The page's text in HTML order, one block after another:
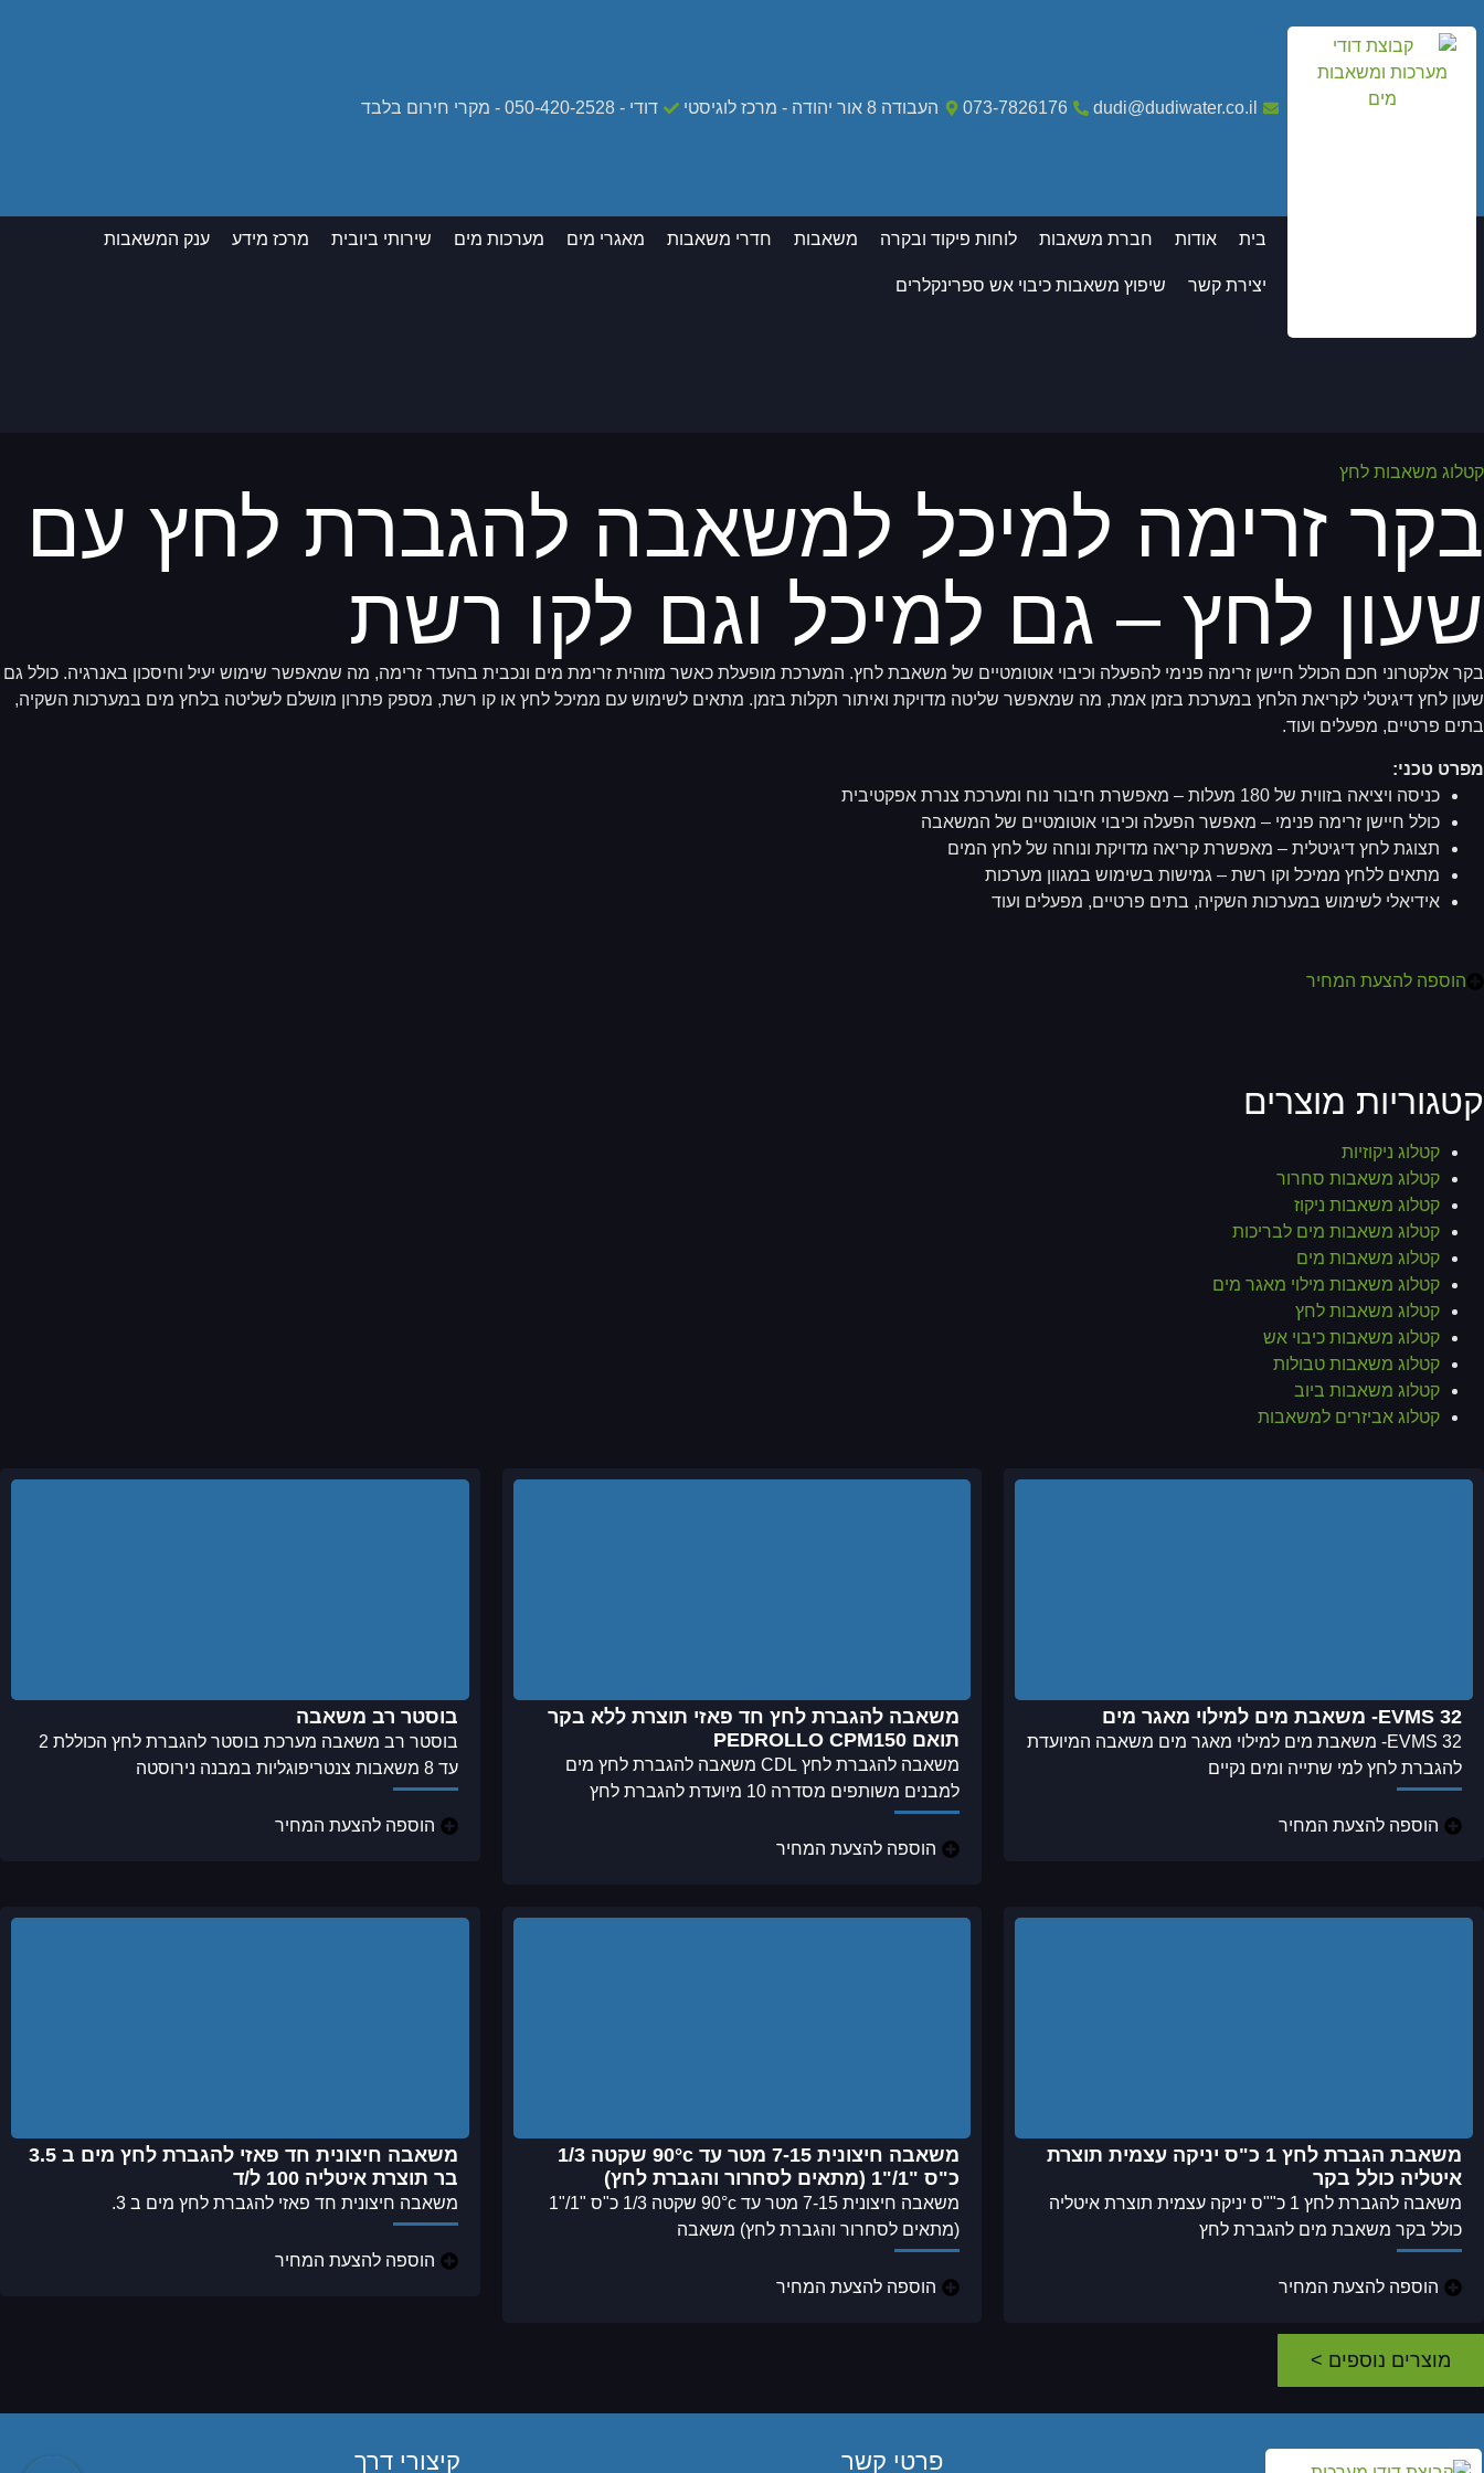
dudi@dudiwater.co.il
073-7826176 העבודה 8 אור יהודה - מרכז לוגיסטי דודי - 050-420-2528 - מקרי חירום בלבד
בית אודות חברת משאבות לוחות פיקוד ובקרה משאבות חדרי משאבות מאגרי מים מערכות מים שירותי ביובית מרכז מידע ענק המשאבות
יצירת קשר שיפוץ משאבות כיבוי אש ספרינקלרים
קטלוג משאבות לחץ
בקר זרימה למיכל למשאבה להגברת לחץ עם
שעון לחץ – גם למיכל וגם לקו רשת
בקר אלקטרוני חכם הכולל חיישן זרימה פנימי להפעלה וכיבוי אוטומטיים של משאבת לחץ. המערכת מופעלת כאשר מזוהית זרימת מים ונכבית בהעדר זרימה, מה שמאפשר שימוש יעיל וחיסכון באנרגיה. כולל גם
שעון לחץ דיגיטלי לקריאת הלחץ במערכת בזמן אמת, מה שמאפשר שליטה מדויקת ואיתור תקלות בזמן. מתאים לשימוש עם ממיכל לחץ או קו רשת, מספק פתרון מושלם לשליטה בלחץ מים במערכות השקיה,
בתים פרטיים, מפעלים ועוד.
מפרט טכני:
כניסה ויציאה בזווית של 180 מעלות – מאפשרת חיבור נוח ומערכת צנרת אפקטיבית
כולל חיישן זרימה פנימי – מאפשר הפעלה וכיבוי אוטומטיים של המשאבה
תצוגת לחץ דיגיטלית – מאפשרת קריאה מדויקת ונוחה של לחץ המים
מתאים ללחץ ממיכל וקו רשת – גמישות בשימוש במגוון מערכות
אידיאלי לשימוש במערכות השקיה, בתים פרטיים, מפעלים ועוד
הוספה להצעת המחיר
קטגוריות מוצרים
קטלוג ניקוזיות
קטלוג משאבות סחרור
קטלוג משאבות ניקוז
קטלוג משאבות מים לבריכות
קטלוג משאבות מים
קטלוג משאבות מילוי מאגר מים
קטלוג משאבות לחץ
קטלוג משאבות כיבוי אש
קטלוג משאבות טבולות
קטלוג משאבות ביוב
קטלוג אביזרים למשאבות
EVMS 32- משאבת מים למילוי מאגר מים
EVMS 32- משאבת מים למילוי מאגר מים משאבה המיועדת
להגברת לחץ למי שתייה ומים נקיים
הוספה להצעת המחיר
משאבה להגברת לחץ חד פאזי תוצרת ללא בקר
תואם PEDROLLO CPM150
משאבה להגברת לחץ CDL משאבה להגברת לחץ מים
למבנים משותפים מסדרה 10 מיועדת להגברת לחץ
הוספה להצעת המחיר
בוסטר רב משאבה
בוסטר רב משאבה מערכת בוסטר להגברת לחץ הכוללת 2
עד 8 משאבות צנטריפוגליות במבנה נירוסטה
הוספה להצעת המחיר
משאבת הגברת לחץ 1 כ"ס יניקה עצמית תוצרת
איטליה כולל בקר
משאבה להגברת לחץ 1 כ""ס יניקה עצמית תוצרת איטליה
כולל בקר משאבת מים להגברת לחץ
הוספה להצעת המחיר
משאבה חיצונית 7-15 מטר עד 90°c שקטה 1/3
כ"ס "1/"1 (מתאים לסחרור והגברת לחץ)
משאבה חיצונית 7-15 מטר עד 90°c שקטה 1/3 כ"ס "1/"1
(מתאים לסחרור והגברת לחץ) משאבה
הוספה להצעת המחיר
משאבה חיצונית חד פאזי להגברת לחץ מים ב 3.5
בר תוצרת איטליה 100 ל/ד
משאבה חיצונית חד פאזי להגברת לחץ מים ב 3.
הוספה להצעת המחיר
מוצרים נוספים >
פרטי קשר קיצורי דרך